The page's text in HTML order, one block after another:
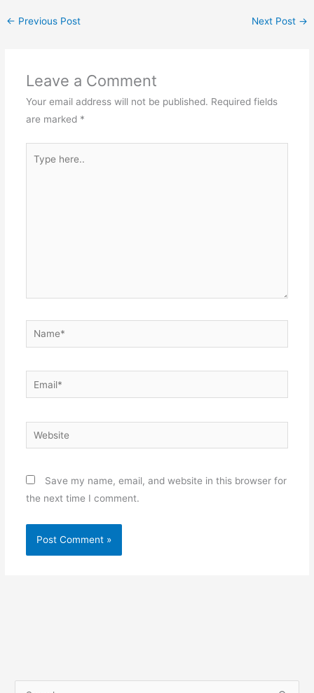
← Previous Post Next Post →
Leave a Comment
Your email address will not be published. Required fields
are marked *
here..
Name*
Email*
Website
Save my name, email, and website in this browser for
the next time I comment.